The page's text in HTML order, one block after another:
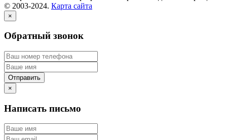
© 2003-2024. Карта сайта
×
Обратный звонок
×
Написать письмо